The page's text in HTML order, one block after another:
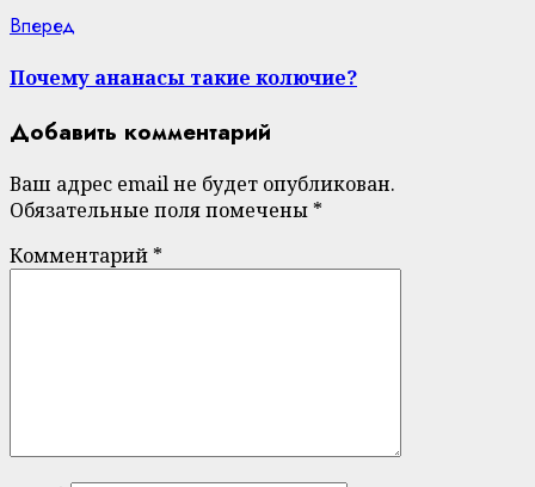
Вперед
Почему ананасы такие колючие?
Добавить комментарий
Ваш адрес email не будет опубликован.
Обязательные поля помечены *
Комментарий *